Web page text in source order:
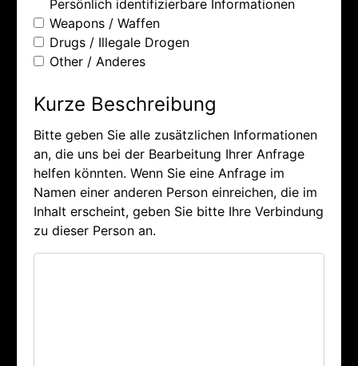
Persönlich identifizierbare Informationen
Weapons / Waffen
Drugs / Illegale Drogen
Other / Anderes
Kurze Beschreibung
Bitte geben Sie alle zusätzlichen Informationen
an, die uns bei der Bearbeitung Ihrer Anfrage
helfen könnten. Wenn Sie eine Anfrage im
Namen einer anderen Person einreichen, die im
Inhalt erscheint, geben Sie bitte Ihre Verbindung
zu dieser Person an.